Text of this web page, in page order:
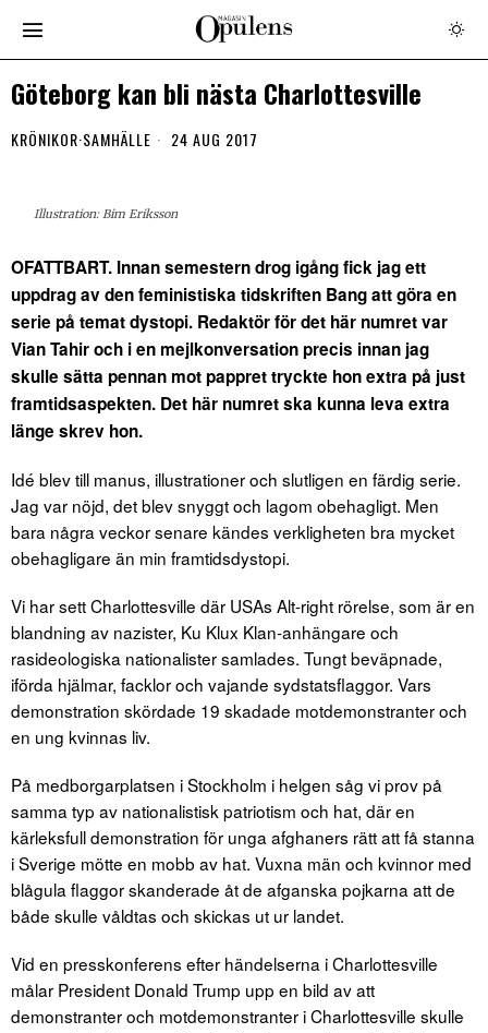
Göteborg kan bli nästa Charlottesville
KRÖNIKOR·SAMHÄLLE 24 AUG 2017
Illustration: Bim Eriksson
OFATTBART. Innan semestern drog igång fick jag ett
uppdrag av den feministiska tidskriften Bang att göra en
serie på temat dystopi. Redaktör för det här numret var
Vian Tahir och i en mejlkonversation precis innan jag
skulle sätta pennan mot pappret tryckte hon extra på just
framtidsaspekten. Det här numret ska kunna leva extra
länge skrev hon.
Idé blev till manus, illustrationer och slutligen en färdig serie.
Jag var nöjd, det blev snyggt och lagom obehagligt. Men
bara några veckor senare kändes verkligheten bra mycket
obehagligare än min framtidsdystopi.
Vi har sett Charlottesville där USAs Alt-right rörelse, som är en
blandning av nazister, Ku Klux Klan-anhängare och
rasideologiska nationalister samlades. Tungt beväpnade,
iförda hjälmar, facklor och vajande sydstatsflaggor. Vars
demonstration skördade 19 skadade motdemonstranter och
en ung kvinnas liv.
På medborgarplatsen i Stockholm i helgen såg vi prov på
samma typ av nationalistisk patriotism och hat, där en
kärleksfull demonstration för unga afghaners rätt att få stanna
i Sverige mötte en mobb av hat. Vuxna män och kvinnor med
blågula flaggor skanderade åt de afganska pojkarna att de
både skulle våldtas och skickas ut ur landet.
Vid en presskonferens efter händelserna i Charlottesville
målar President Donald Trump upp en bild av att
demonstranter och motdemonstranter i Charlottesville skulle